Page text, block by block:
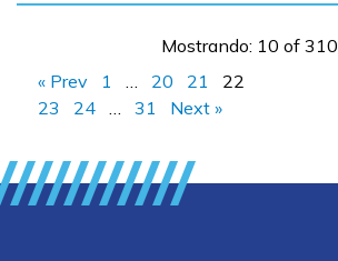
Mostrando: 10 of 310
« Prev
1 20 21
22
23
24 31 Next »